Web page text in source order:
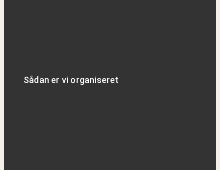
Sådan er vi organiseret